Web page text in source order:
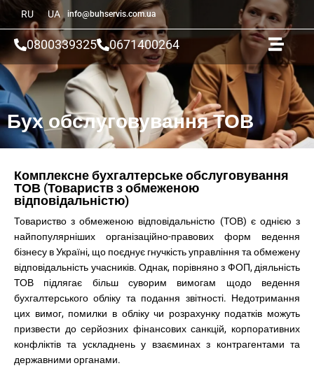
RU UA info@buhservis.com.ua
0800339325 0671400264
Бух обслуговування ТОВ
Комплексне бухгалтерське обслуговування
ТОВ (Товариств з обмеженою
відповідальністю)
Товариство з обмеженою відповідальністю (ТОВ) є однією з
найпопулярніших організаційно-правових форм ведення
бізнесу в Україні, що поєднує гнучкість управління та обмежену
відповідальність учасників. Однак, порівняно з ФОП, діяльність
ТОВ підлягає більш суворим вимогам щодо ведення
бухгалтерського обліку та подання звітності. Недотримання
цих вимог, помилки в обліку чи розрахунку податків можуть
призвести до серйозних фінансових санкцій, корпоративних
конфліктів та ускладнень у взаєминах з контрагентами та
державними органами.